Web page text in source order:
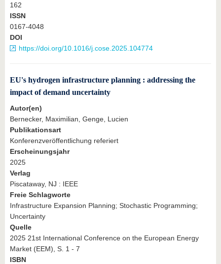
162
ISSN
0167-4048
DOI
https://doi.org/10.1016/j.cose.2025.104774
EU's hydrogen infrastructure planning : addressing the
impact of demand uncertainty
Autor(en)
Bernecker, Maximilian, Genge, Lucien
Publikationsart
Konferenzveröffentlichung referiert
Erscheinungsjahr
2025
Verlag
Piscataway, NJ : IEEE
Freie Schlagworte
Infrastructure Expansion Planning; Stochastic Programming;
Uncertainty
Quelle
2025 21st International Conference on the European Energy
Market (EEM), S. 1 - 7
ISBN